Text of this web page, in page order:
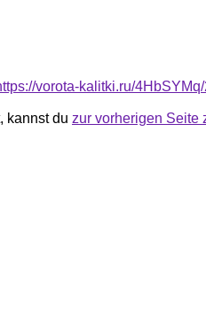
vorota-kalitki.ru/
kannst du zur vorherigen Seite